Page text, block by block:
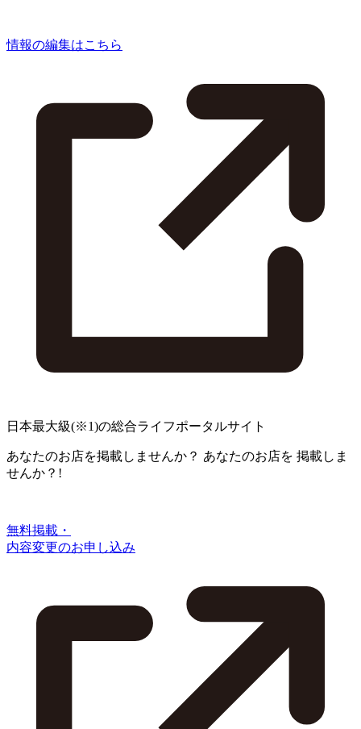
情報の編集はこちら
日本最大級(※1)の総合ライフポータルサイト
あなたのお店を掲載しませんか？ あなたのお店を 掲載しま
せんか？!
無料掲載・
内容変更のお申し込み